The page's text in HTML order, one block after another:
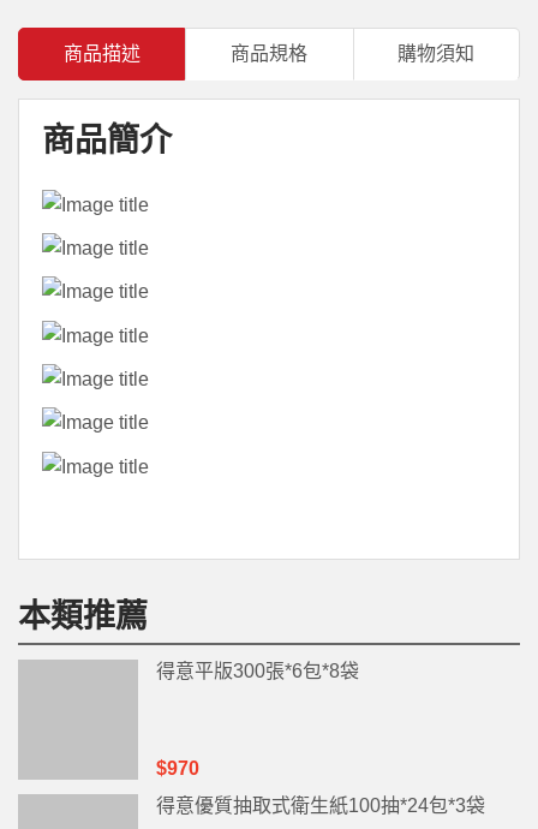
商品描述 商品規格 購物須知
商品簡介
本類推薦
得意平版300張*6包*8袋
$970
得意優質抽取式衛生紙100抽*24包*3袋